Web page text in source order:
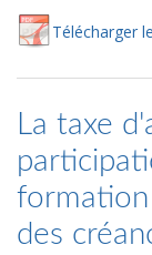
Télécharger
La taxe
des